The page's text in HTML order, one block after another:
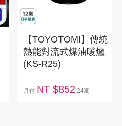
【TOYOTOMI】傳統
熱能對流式煤油暖爐
(KS-R25)
月付 NT $852 24期